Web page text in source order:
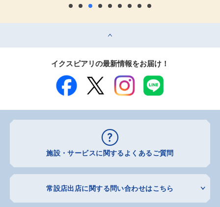
イクスピアリの最新情報をお届け！
施設・サービスに関するよくあるご質問
常設店出店に関する問い合わせはこちら